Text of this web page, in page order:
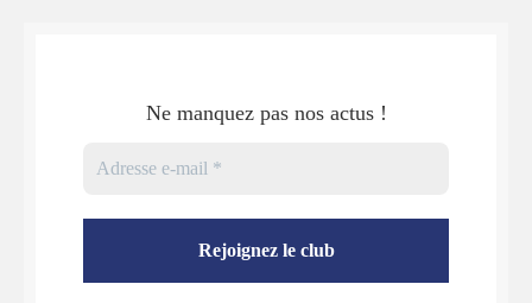
Ne manquez pas nos actus !